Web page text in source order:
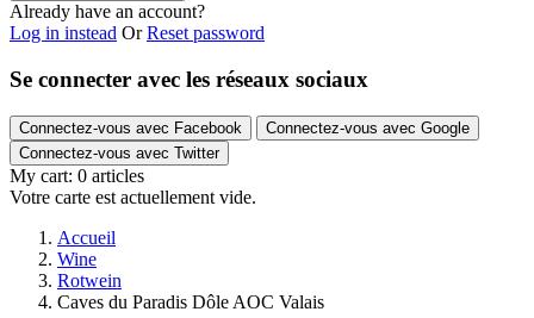
Already have an account?
Log in instead OrReset password
Se connecter avec les réseaux sociaux
Connectez-vous avec Facebook
Connectez-vous avec Google
Connectez-vous avec Twitter
My cart: 0 articles
Votre carte est actuellement vide.
Accueil
Wine
Rotwein
Caves du Paradis Dôle AOC Valais